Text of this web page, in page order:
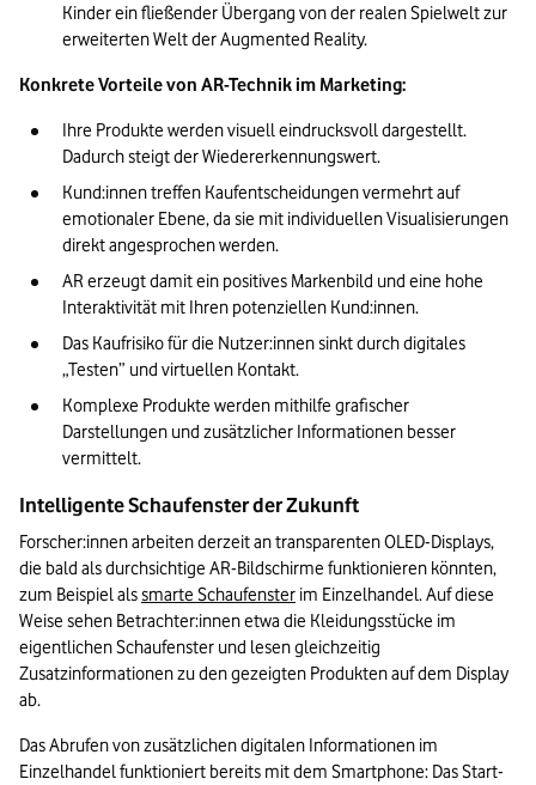
Kinder ein fließender Übergang von der realen Spielwelt zur
erweiterten Welt der Augmented Reality.
Konkrete Vorteile von AR-Technik im Marketing:
Ihre Produkte werden visuell eindrucksvoll dargestellt.
Dadurch steigt der Wiedererkennungswert.
Kund:innen treffen Kaufentscheidungen vermehrt auf
emotionaler Ebene, da sie mit individuellen Visualisierungen
direkt angesprochen werden.
AR erzeugt damit ein positives Markenbild und eine hohe
Interaktivität mit Ihren potenziellen Kund:innen.
Das Kaufrisiko für die Nutzer:innen sinkt durch digitales
„Testen” und virtuellen Kontakt.
Komplexe Produkte werden mithilfe grafischer
Darstellungen und zusätzlicher Informationen besser
vermittelt.
Intelligente Schaufenster der Zukunft
Forscher:innen arbeiten derzeit an transparenten OLED-Displays,
die bald als durchsichtige AR-Bildschirme funktionieren könnten,
zum Beispiel als smarte Schaufenster im Einzelhandel. Auf diese
Weise sehen Betrachter:innen etwa die Kleidungsstücke im
eigentlichen Schaufenster und lesen gleichzeitig
Zusatzinformationen zu den gezeigten Produkten auf dem Display
ab.
Das Abrufen von zusätzlichen digitalen Informationen im
Einzelhandel funktioniert bereits mit dem Smartphone: Das Start-